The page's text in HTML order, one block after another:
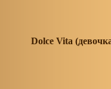
Dolce Vita